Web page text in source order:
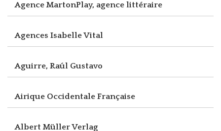
Agence MartonPlay, agence littéraire
Agences Isabelle Vital
Aguirre, Raúl Gustavo
Airique Occidentale Française
Albert Müller Verlag